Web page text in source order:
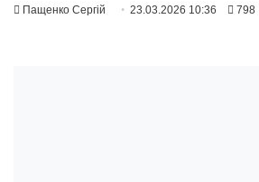
Пащенко Сергій 23.03.2026 10:36 798